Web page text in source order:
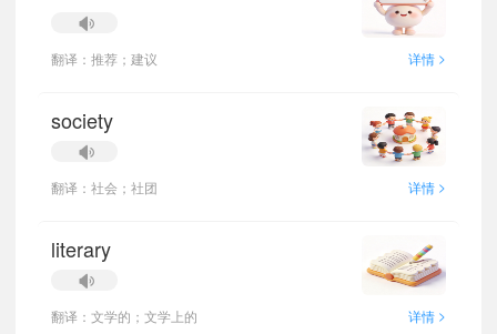
翻译：推荐；建议 详情 >
society
翻译：社会；社团 详情 >
literary
翻译：文学的；文学上的 详情 >